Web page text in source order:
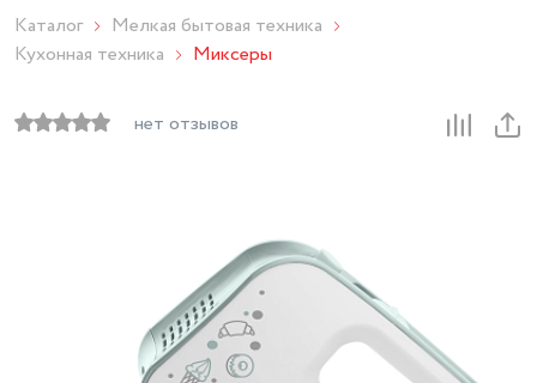
Каталог
Мелкая бытовая техника
Кухонная техника
Миксеры
нет отзывов